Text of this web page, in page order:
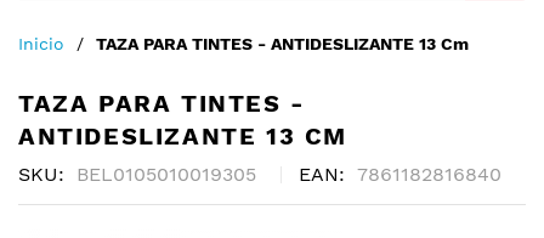
Inicio TAZA PARA TINTES - ANTIDESLIZANTE 13 Cm
TAZA PARA TINTES -
ANTIDESLIZANTE 13 CM
SKU BEL0105010019305 EAN 7861182816840